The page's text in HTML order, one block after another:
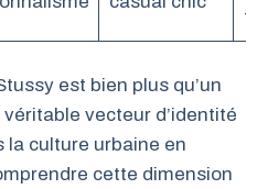
est bien plus qu’un
vecteur d’identité
la culture urbaine en
cette dimension